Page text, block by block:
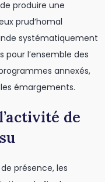
produire une
prud’homal
systématiquement
l’ensemble des
annexés,
émargements.
de
présence, les